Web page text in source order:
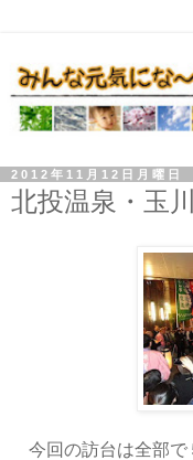
2012年11月12日月曜日
北投温泉・玉
今回の訪台は全部で